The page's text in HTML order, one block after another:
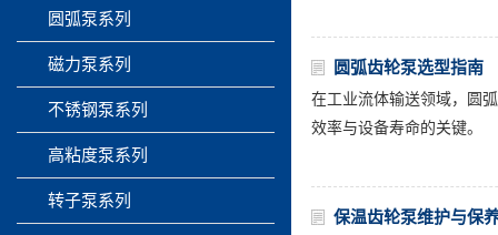
圆弧齿轮泵选型指南
在工业流体输送领域，圆
效率与设备寿命的关键。
保温齿轮泵维护与保
圆弧泵系列
磁力泵系列
不锈钢泵系列
高粘度泵系列
转子泵系列